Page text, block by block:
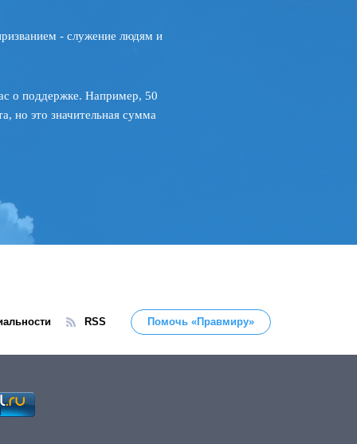
- служение людям и
о поддержке. Например, 50
но это значительная сумма
RSS Помочь «Правмиру»